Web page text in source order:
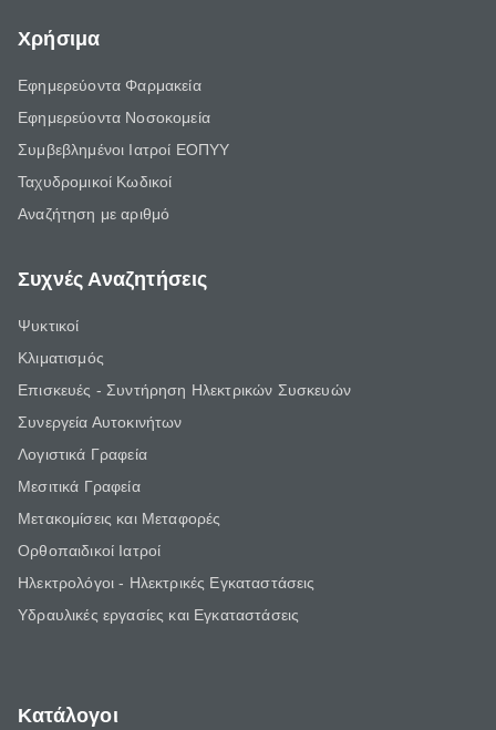
Χρήσιμα
Εφημερεύοντα Φαρμακεία
Εφημερεύοντα Νοσοκομεία
Συμβεβλημένοι Ιατροί ΕΟΠΥΥ
Ταχυδρομικοί Κωδικοί
Αναζήτηση με αριθμό
Συχνές Αναζητήσεις
Ψυκτικοί
Κλιματισμός
Επισκευές - Συντήρηση Ηλεκτρικών Συσκευών
Συνεργεία Αυτοκινήτων
Λογιστικά Γραφεία
Μεσιτικά Γραφεία
Μετακομίσεις και Μεταφορές
Ορθοπαιδικοί Ιατροί
Ηλεκτρολόγοι - Ηλεκτρικές Εγκαταστάσεις
Υδραυλικές εργασίες και Εγκαταστάσεις
Κατάλογοι